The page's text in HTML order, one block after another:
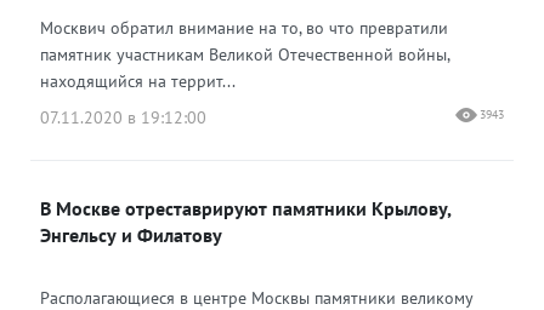
Москвич обратил внимание на то, во что превратили
памятник участникам Великой Отечественной войны,
находящийся на террит...
07.11.2020 в 19:12:00
3943
В Москве отреставрируют памятники Крылову,
Энгельсу и Филатову
Располагающиеся в центре Москвы памятники великому